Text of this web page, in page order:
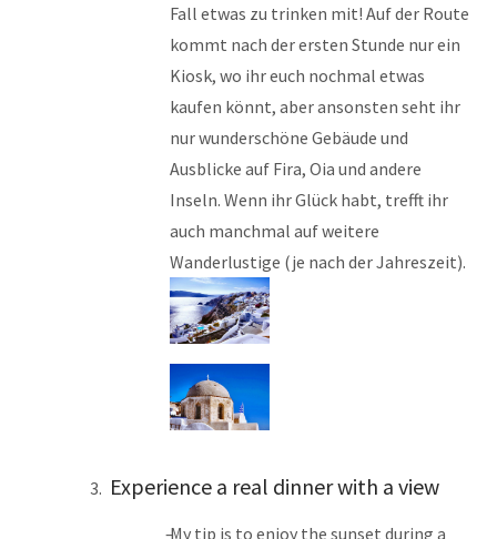
Fall etwas zu trinken mit! Auf der Route
kommt nach der ersten Stunde nur ein
Kiosk, wo ihr euch nochmal etwas
kaufen könnt, aber ansonsten seht ihr
nur wunderschöne Gebäude und
Ausblicke auf Fira, Oia und andere
Inseln. Wenn ihr Glück habt, trefft ihr
auch manchmal auf weitere
Wanderlustige (je nach der Jahreszeit).
Experience a real dinner with a view
My tip is to enjoy the sunset during a